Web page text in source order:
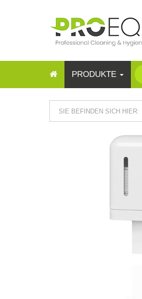
PRODUKTE
SIE BEFINDEN SICH HIER: